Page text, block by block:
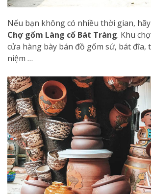
Nếu bạn không có nhiều thời gian,
Chợ gốm Làng cổ Bát Tràng. Khu
cửa hàng bày bán đồ gốm sứ, bát đĩa,
niệm …